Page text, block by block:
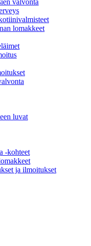
valvonta
lomakkeet
luvat
-kohteet
ja ilmoitukset